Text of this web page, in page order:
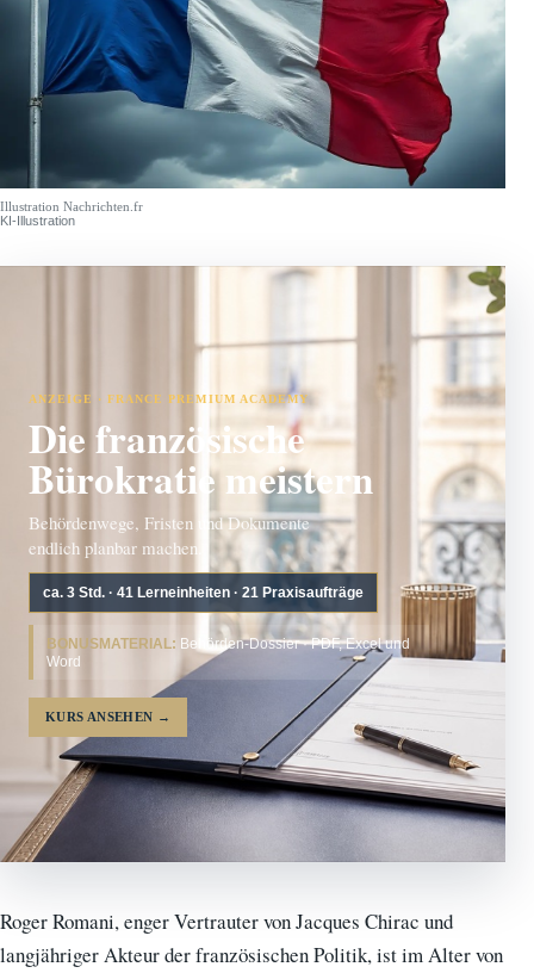
Illustration Nachrichten.fr
KI-Illustration
ANZEIGE · FRANCE PREMIUM ACADEMY
Die französische
Bürokratie meistern
Behördenwege, Fristen und Dokumente
endlich planbar machen.
ca. 3 Std. · 41 Lerneinheiten · 21 Praxisaufträge
BONUSMATERIAL: Behörden-Dossier · PDF, Excel und
Word
KURS ANSEHEN →
Roger Romani, enger Vertrauter von Jacques Chirac und
langjähriger Akteur der französischen Politik, ist im Alter von